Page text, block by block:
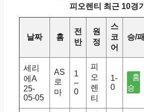
피오렌티 최근 10경기
날짜 홈
전
반
원
정
스
코
어
승/패
세리
에A
25-
05-05
AS
로
마
1
–
0
피
오
렌
티
1-
0
홈
승